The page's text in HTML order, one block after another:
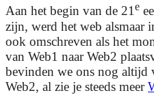
Aan het begin van de 21e
zijn, werd het web alsmaar
ook omschreven als het
van Web1 naar Web2
bevinden we ons nog altijd
Web2, al zie je steeds meer